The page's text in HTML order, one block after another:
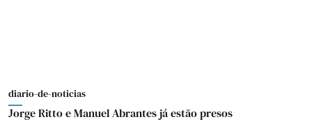
diario-de-noticias
Jorge Ritto e Manuel Abrantes já estão presos